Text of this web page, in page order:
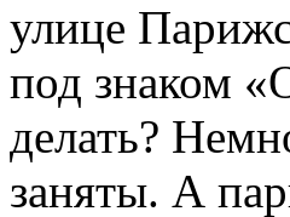
улице
под знаком
делать?
заняты. А